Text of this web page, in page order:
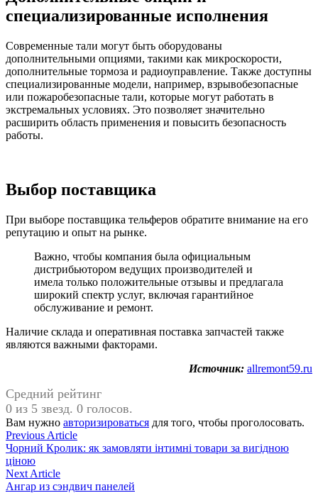
специализированные исполнения
Современные тали могут быть оборудованы
дополнительными опциями, такими как микроскорости,
дополнительные тормоза и радиоуправление. Также доступны
специализированные модели, например, взрывобезопасные
или пожаробезопасные тали, которые могут работать в
экстремальных условиях. Это позволяет значительно
расширить область применения и повысить безопасность
работы.
Выбор поставщика
При выборе поставщика тельферов обратите внимание на его
репутацию и опыт на рынке.
Важно, чтобы компания была официальным
дистрибьютором ведущих производителей и
имела только положительные отзывы и предлагала
широкий спектр услуг, включая гарантийное
обслуживание и ремонт.
Наличие склада и оперативная поставка запчастей также
являются важными факторами.
Источник: allremont59.ru
Средний рейтинг
0 из 5 звезд. 0 голосов.
Вам нужно авторизироваться для того, чтобы проголосовать.
Навигация
по
записям
Previous ArticlePrevious
article:
Чорний Кролик: як замовляти інтимні товари за вигідною
ціною
Next ArticleNext
article:
Ангар из сэндвич панелей